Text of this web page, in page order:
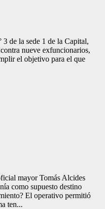
de la sede 1 de la Capital,
nueve exfuncionarios,
el objetivo para el que
mayor Tomás Alcides
como supuesto destino
El operativo permitió
ten...